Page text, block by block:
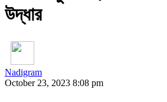
উদ্ধার
Nadigram
October 23, 2023 8:08 pm